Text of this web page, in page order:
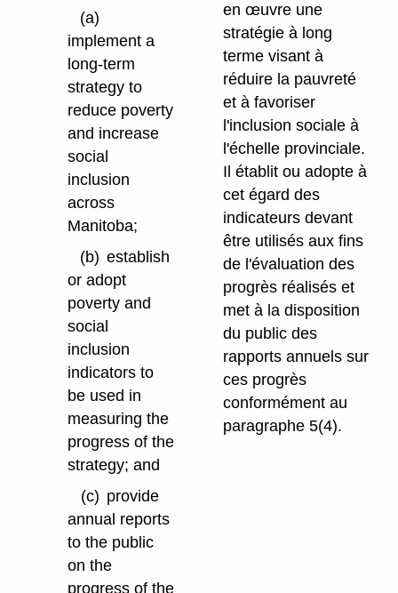
(a)
implement a
long-term
strategy to
reduce poverty
and increase
social
inclusion
across
Manitoba;
(b) establish
or adopt
poverty and
social
inclusion
indicators to
be used in
measuring the
progress of the
strategy; and
(c) provide
annual reports
to the public
on the
progress of the
en œuvre une
stratégie à long
terme visant à
réduire la pauvreté
et à favoriser
l'inclusion sociale à
l'échelle provinciale.
Il établit ou adopte à
cet égard des
indicateurs devant
être utilisés aux fins
de l'évaluation des
progrès réalisés et
met à la disposition
du public des
rapports annuels sur
ces progrès
conformément au
paragraphe 5(4).